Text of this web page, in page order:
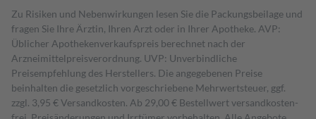
Zu Risiken und Nebenwirkungen lesen Sie die Packungsbeilage und
fragen Sie Ihre Ärztin, Ihren Arzt oder in Ihrer Apotheke. AVP:
Üblicher Apothekenverkaufspreis berechnet nach der
Arzneimittelpreisverordnung. UVP: Unverbindliche
Preisempfehlung des Herstellers. Die angegebenen Preise
beinhalten die gesetzlich vorgeschriebene Mehrwertsteuer, ggf.
zzgl. 3,95 € Versandkosten. Ab 29,00 € Bestell­wert versand­kosten­